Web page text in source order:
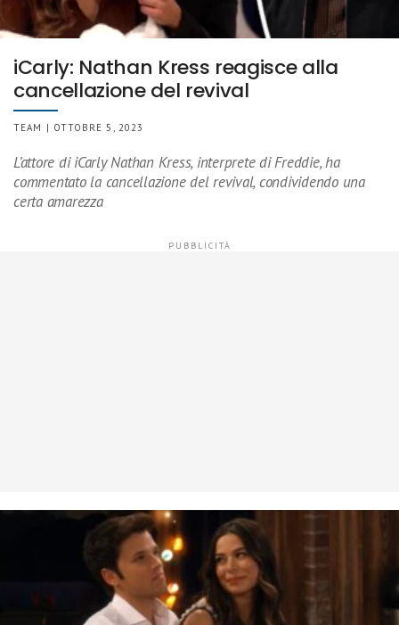
iCarly: Nathan Kress reagisce alla
cancellazione del revival
TEAM | OTTOBRE 5, 2023
L’attore di iCarly Nathan Kress, interprete di Freddie, ha
commentato la cancellazione del revival, condividendo una
certa amarezza